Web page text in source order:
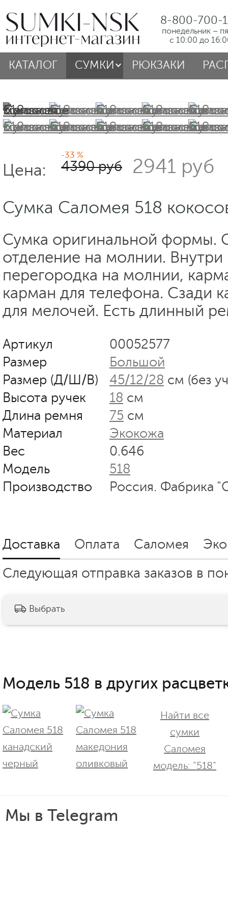
8-800-700-
понедельник –
с 10:00 до
КАТАЛОГ СУМКИ РЮКЗАКИ
Цена:
-33 %
4390 руб 2941 руб
Сумка Саломея 518
Сумка оригинальной формы.
отделение на молнии.
перегородка на молнии,
карман для телефона. Сзади
для мелочей. Есть длинный
Артикул
00052577
Размер
Большой
Размер (Д/Ш/В)
45/12/28 см (без
Высота ручек
18 см
Длина ремня
75 см
Материал
Экокожа
Вес
0.646
Модель
518
Производство
Россия. Фабрика
Доставка Оплата Саломея
Следующая отправка заказов в
Выбрать
Модель 518 в других
Найти все
сумки
Саломея
модель: "518"
Мы в Telegram